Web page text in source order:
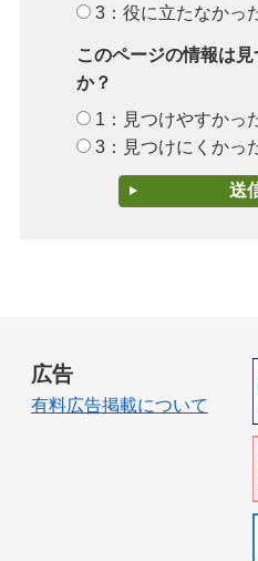
3：役に立たなかっ
このページの情報は
か？
1：見つけやすかっ
3：見つけにくかっ
広告
有料広告掲載について